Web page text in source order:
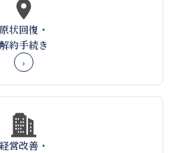
原状回復・
解約手続き
›
経営改善・